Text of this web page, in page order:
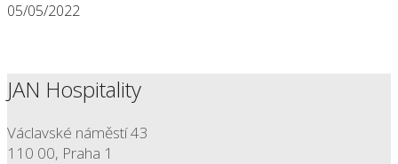
05/05/2022
JAN Hospitality
Václavské náměstí 43
110 00, Praha 1